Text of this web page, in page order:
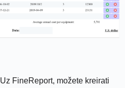
Uz FineReport, možete kreirati